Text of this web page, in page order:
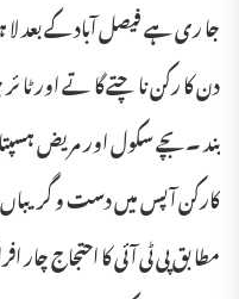
جا ری ہے فیصل آباد کے بعد لا ہور
دن کا رکن نا چتے گا تے اور
بند ۔بچے سکول اور مریض
کارکن آ پس میں دست و
مطا بق پی ٹی آ ئی کا احتجاج